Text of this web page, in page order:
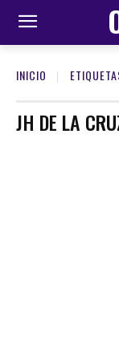
INICIO
JH DE LA